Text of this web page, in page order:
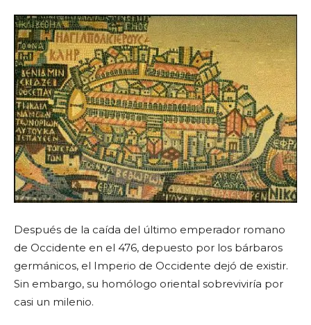
Después de la caída del último emperador romano
de Occidente en el 476, depuesto por los bárbaros
germánicos, el Imperio de Occidente dejó de existir.
Sin embargo, su homólogo oriental sobreviviría por
casi un milenio.